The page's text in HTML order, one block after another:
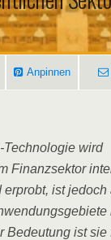
Anpinnen
wird
Finanzsektor
erprobt, ist jedoch
Bedeutung ist sie